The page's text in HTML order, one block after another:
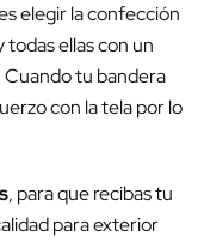
elegir la confección
todas ellas con un
Cuando tu bandera
con la tela por lo
, para que recibas tu
para exterior